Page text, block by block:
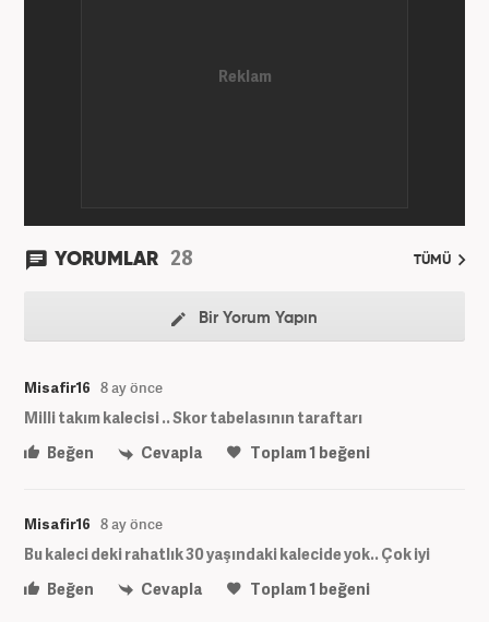
YORUMLAR 28 TÜMÜ
Bir Yorum Yapın
Misafir16 8 ay önce
Milli takım kalecisi .. Skor tabelasının taraftarı
Beğen
Cevapla Toplam1 beğeni
Misafir16 8 ay önce
Bu kaleci deki rahatlık 30 yaşındaki kalecide yok.. Çok iyi
Beğen
Cevapla Toplam1 beğeni